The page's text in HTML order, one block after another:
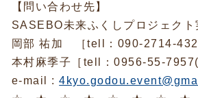
【問い合わせ先】
SASEBO未来ふくしプロジェクト
岡部 祐加 ［tell：090-2714-
本村麻季子［tell：0956-55-7957(
e-mail :